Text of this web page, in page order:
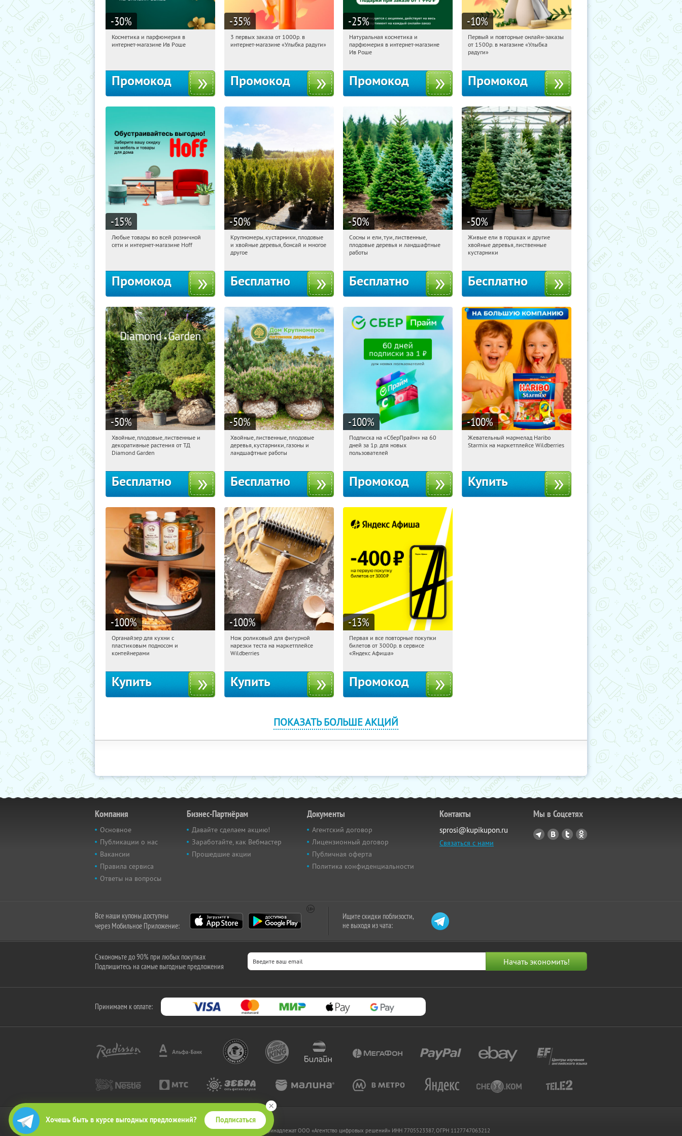
Хочешь быть в курсе выгодных предложений? Подписаться
-30%
07:26:15 Получили:
Косметика и парфюмерия в
интернет-магазине Ив Роше
Промокод
-35%
07:26:15 Получили:
3 первых заказа от 1000р. в
интернет-магазине «Улыбка радуги»
Промокод
-25%
07:26:15 Получили:
Россия
Натуральная косметика и
парфюмерия в интернет-магазине
Ив Роше
Промокод
-10%
07:26:15 Получили:1
Россия
Первый и повторные онлайн-заказы
от 1500р. в магазине «Улыбка
радуги»
Промокод
-15%
07:26:15 Получили:
Любые товары во всей розничной
сети и интернет-магазине Hoff
Промокод
-50%
07:26:15 Получили:28
Москва, Рябиновая улица, 17
Крупномеры, кустарники, плодовые
и хвойные деревья, бонсай и многое
другое
Бесплатно
-50%
07:26:15 Получили:
Московская обл., г. Химки,
Сосны и ели, туи, лиственные,
плодовые деревья и ландшафтные
работы
Бесплатно
-50%
07:26:15 Получили:
Московская обл., г. Химки,
Живые ели в горшках и другие
хвойные деревья, лиственные
кустарники
Бесплатно
-50%
07:26:15 Получили:
Выставочная
Хвойные, плодовые, лиственные и
декоративные растения от ТД
Diamond Garden
Бесплатно
-50%
07:26:15 Получили:
Павелецкая
Угрешская
Хвойные, лиственные, плодовые
деревья, кустарники, газоны и
ландшафтные работы
Бесплатно
-100%
07:26:15 Получили:
Россия
Подписка на «СберПрайм» на 60
дней за 1р. для новых
пользователей
Промокод
-100%
07:26:15 Получили:
Жевательный мармелад Haribo
Starmix на маркетплейсе Wildberries
Купить
-100%
07:26:15 Получили:
Россия
Органайзер для кухни с
пластиковым подносом и
контейнерами
Купить
-100%
07:26:15 Получили:
Россия
Нож роликовый для фигурной
нарезки теста на маркетплейсе
Wildberries
Купить
-13%
07:26:15 Получили:
Россия
Первая и все повторные покупки
билетов от 3000р. в сервисе
«Яндекс Афиша»
Промокод
ПОКАЗАТЬ БОЛЬШЕ АКЦИЙ
Компания
Основное
Публикации о нас
Вакансии
Правила сервиса
Ответы на вопросы
Бизнес-Партнёрам
Давайте сделаем акцию!
Заработайте, как Вебмастер
Прошедшие акции
Документы
Агентский договор
Лицензионный договор
Публичная оферта
Политика конфиденциальности
Контакты
sprosi@kupikupon.ru
Связаться с нами
Мы в Соцсетях
Все наши купоны доступны
через Мобильное Приложение:
Ищите скидки поблизости,
не выходя из чата:
Сэкономьте до 90% при любых покупках
Подпишитесь на самые выгодные предложения
Принимаем к оплате:
2010-2026 © КупиКупон. Все права защищены.
Все права на товарный знак "КупиКупон" и на сайт www.kupikupon.ru принадлежат OOO «Агентство цифровых решений» ИНН 7705523387, ОГРН 1127747063212